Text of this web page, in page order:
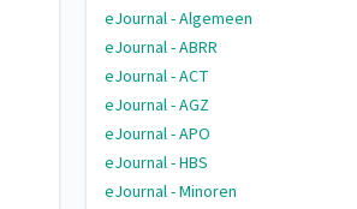
eJournal - Algemeen
eJournal - ABRR
eJournal - ACT
eJournal - AGZ
eJournal - APO
eJournal - HBS
eJournal - Minoren